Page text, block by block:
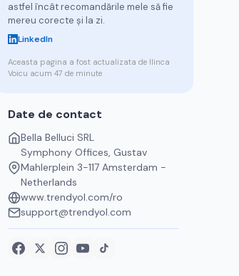
astfel încât recomandările mele să fie
mereu corecte și la zi.
LinkedIn
Aceasta pagina a fost actualizata de Ilinca
Voicu acum 47 de minute
Date de contact
Bella Belluci SRL
Symphony Offices, Gustav
Mahlerplein 3-117 Amsterdam -
Netherlands
www.trendyol.com/ro
support@trendyol.com